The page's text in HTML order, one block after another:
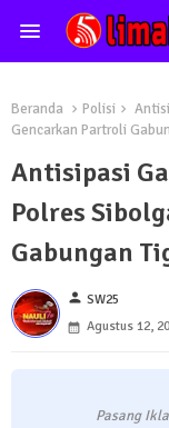
Beranda Polisi
Gencarkan Partroli
Antisipasi
Polres
Gabungan
person SW25
Agustus 12,
Pasang